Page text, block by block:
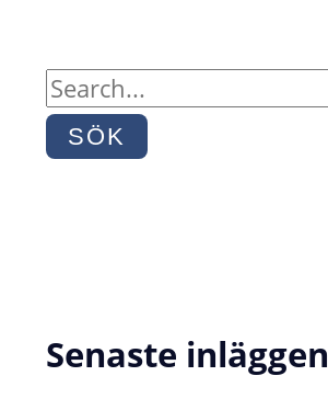
S
e
Senaste inläggen